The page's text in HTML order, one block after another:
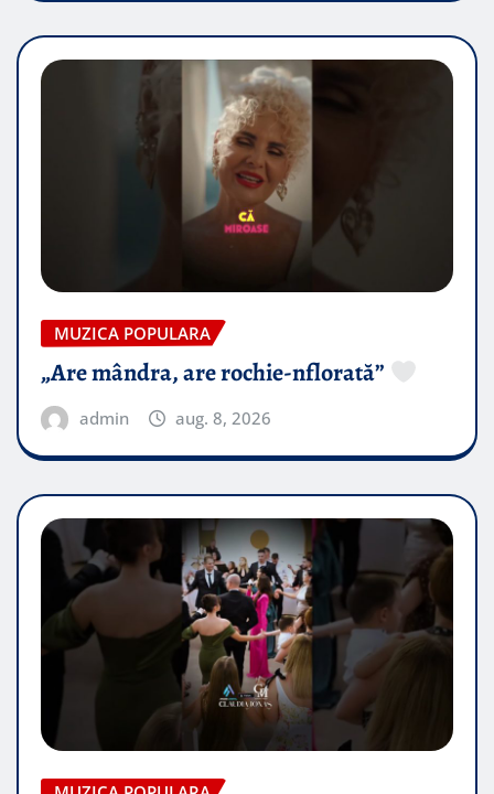
MUZICA POPULARA
„Are mândra, are rochie-nflorată”
admin aug. 8, 2026